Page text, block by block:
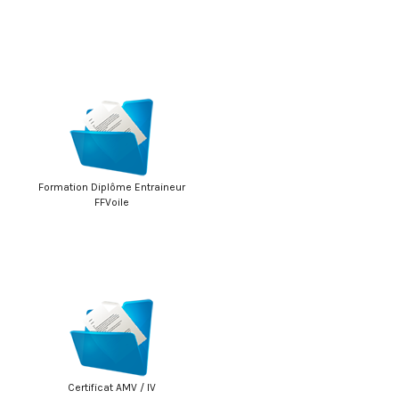
Formation Diplôme Entraineur
FFVoile
Certificat AMV / IV